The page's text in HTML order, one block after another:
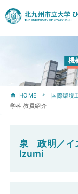
機
HOME 国際環境
学科 教員紹介
泉 政明／イ
Izumi